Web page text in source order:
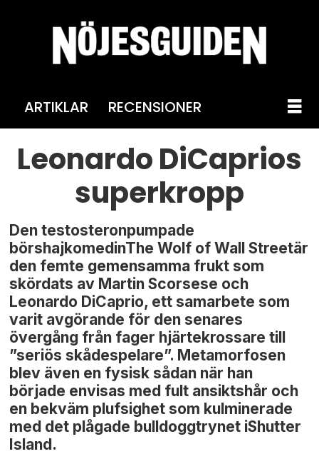
ARTIKLAR RECENSIONER
Leonardo DiCaprios
superkropp
Den testosteronpumpade
börshajkomedinThe Wolf of Wall Streetär
den femte gemensamma frukt som
skördats av Martin Scorsese och
Leonardo DiCaprio, ett samarbete som
varit avgörande för den senares
övergång från fager hjärtekrossare till
”seriös skådespelare”. Metamorfosen
blev även en fysisk sådan när han
började envisas med fult ansiktshår och
en bekväm plufsighet som kulminerade
med det plågade bulldoggtrynet iShutter
Island.